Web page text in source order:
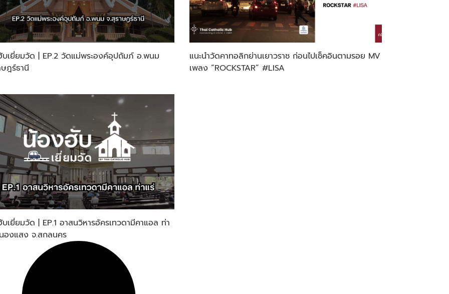
เยี่ยมวัด | EP.2 วัดแม่พระองค์อุปถัมภ์ อ.พนม
ฎร์ธานี
แนะนำวัดคาทอลิกย่านเยาวราช ก่อนไปเช็คอินตามรอย MV
เพลง “ROCKSTAR” #LISA
เยี่ยมวัด | EP.1 อาสนวิหารอัครเทวดามีคาแอล ท่า
องแสง จ.สกลนคร